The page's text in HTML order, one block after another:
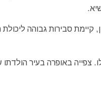
קיימת סבירות גבוהה
צפייה באופרה בעיר הולדתו